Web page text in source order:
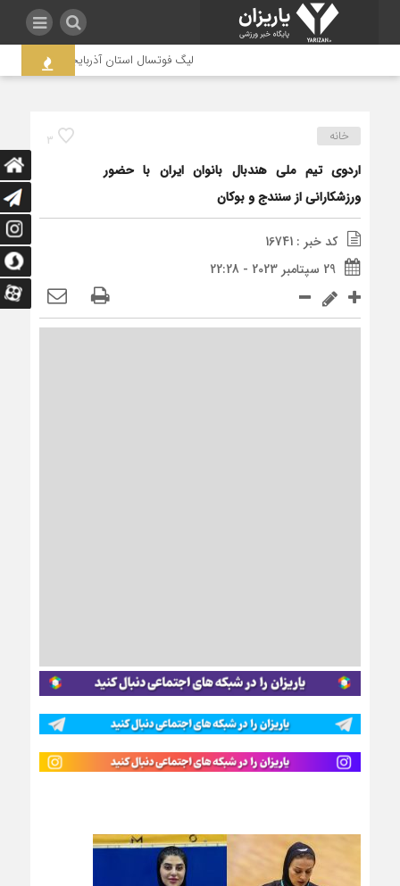
لیگ فوتسال استان آذربایجان غربی به
3 خانه
اردوی تیم ملی هندبال بانوان ایران با حضور
ورزشکارانی از سنندج و بوکان
کد خبر : 16741
29 سپتامبر 2023 - 22:28